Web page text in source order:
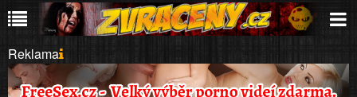
Reklama